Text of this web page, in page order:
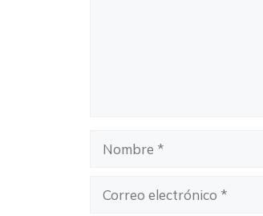
electrónico